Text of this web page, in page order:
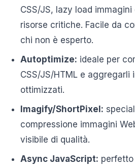
CSS/JS, lazy load
risorse critiche. Facile da
chi non è esperto.
Autoptimize: ideale per
CSS/JS/HTML e aggregarli
ottimizzati.
Imagify/ShortPixel:
compressione immagini
visibile di qualità.
Async JavaScript: